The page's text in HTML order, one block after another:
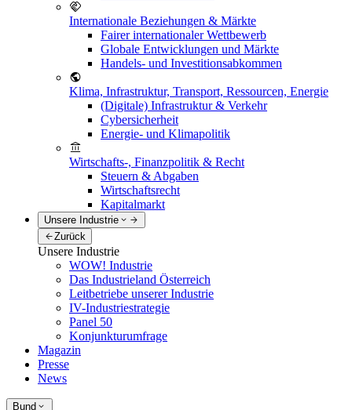
Internationale Beziehungen & Märkte
Fairer internationaler Wettbewerb
Globale Entwicklungen und Märkte
Handels- und Investitionsabkommen
Klima, Infrastruktur, Transport, Ressourcen, Energie
(Digitale) Infrastruktur & Verkehr
Cybersicherheit
Energie- und Klimapolitik
Wirtschafts-, Finanzpolitik & Recht
Steuern & Abgaben
Wirtschaftsrecht
Kapitalmarkt
Unsere Industrie
Zurück
Unsere Industrie
WOW! Industrie
Das Industrieland Österreich
Leitbetriebe unserer Industrie
IV-Industriestrategie
Panel 50
Konjunkturumfrage
Magazin
Presse
News
Bund